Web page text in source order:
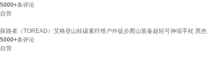
5000+条评论
自营
探路者（TOREAD）艾格登山杖碳素纤维户外徒步爬山装备超轻可伸缩手杖 黑色
5000+条评论
自营